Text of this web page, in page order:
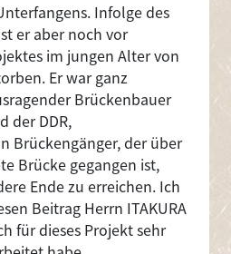
Infolge des
er aber noch vor
im jungen Alter von
Er war ganz
Brückenbauer
der DDR,
Brückengänger, der über
Brücke gegangen ist,
Ende zu erreichen. Ich
Beitrag Herrn ITAKURA
für dieses Projekt sehr